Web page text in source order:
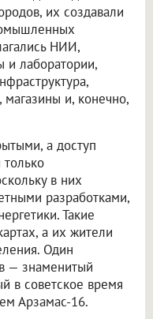
их создавали
НИИ,
и лаборатории,
и, конечно,
а доступ
в них
разработками,
Такие
а их жители
Один
— знаменитый
в советское время
Арзамас-16.